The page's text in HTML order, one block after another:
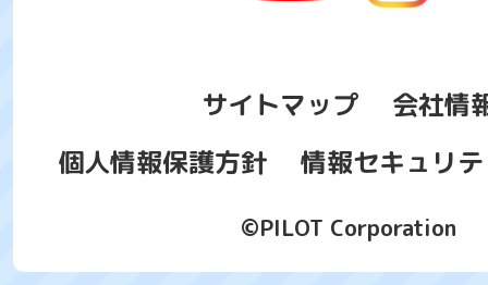
サイトマップ
会社情
個人情報保護方針
情報セキュリ
©PILOT Corporation